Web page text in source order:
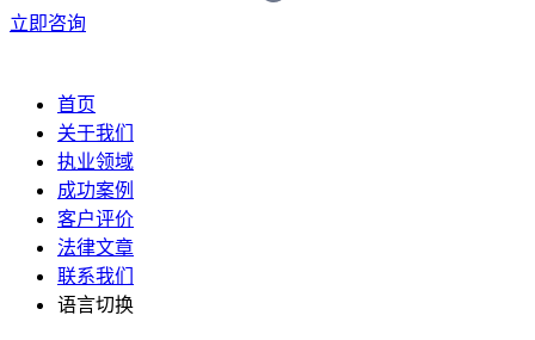
立即咨询
首页
关于我们
执业领域
成功案例
客户评价
法律文章
联系我们
语言切换